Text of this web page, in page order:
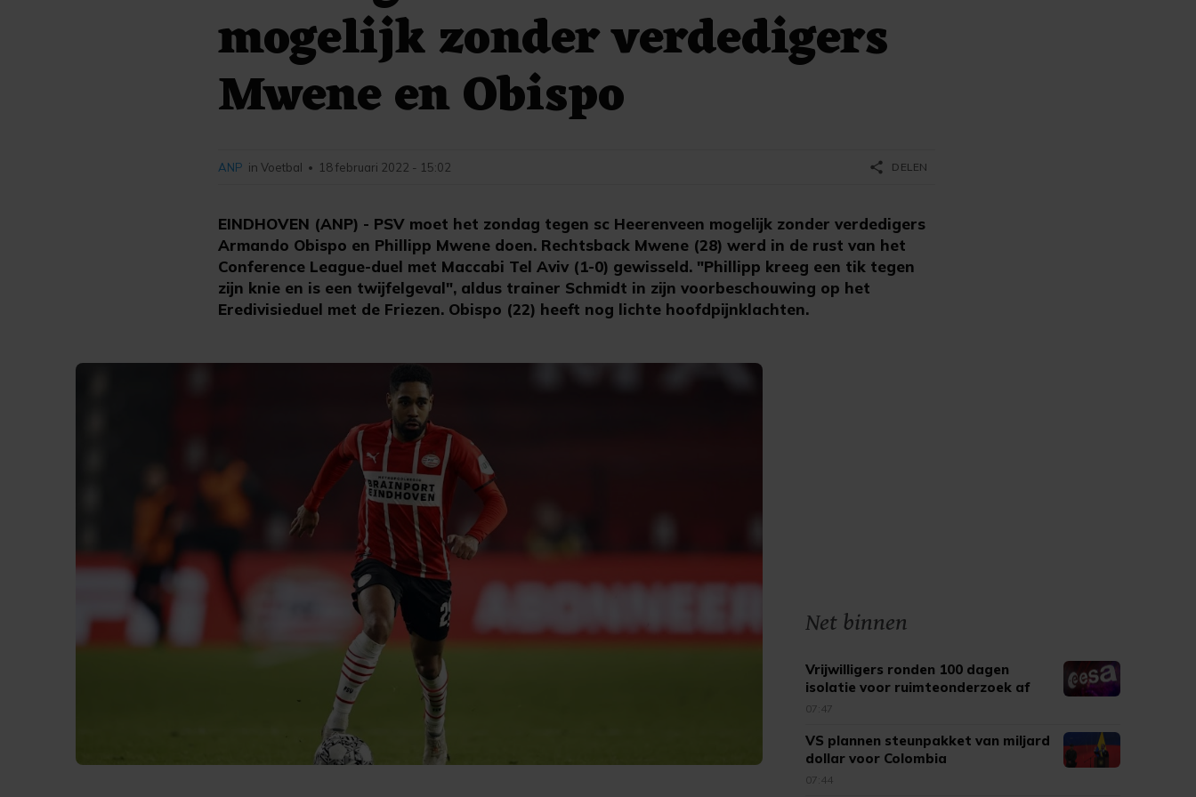
mogelijk zonder verdedigers
Mwene en Obispo
EINDHOVEN (ANP) - PSV moet het zondag tegen sc Heerenveen mogelijk zonder verdedigers
Armando Obispo en Phillipp Mwene doen. Rechtsback Mwene (28) werd in de rust van het
Conference League-duel met Maccabi Tel Aviv (1-0) gewisseld. "Phillipp kreeg een tik tegen
zijn knie en is een twijfelgeval", aldus trainer Schmidt in zijn voorbeschouwing op het
Eredivisieduel met de Friezen. Obispo (22) heeft nog lichte hoofdpijnklachten.
ANP in Voetbal • 18 februari 2022 - 15:02 share DELEN
Net binnen
Vrijwilligers ronden 100 dagen
isolatie voor ruimteonderzoek af
07:47
VS plannen steunpakket van miljard
dollar voor Colombia
07:44